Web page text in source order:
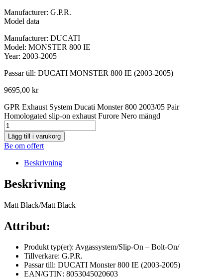
Manufacturer: G.P.R.
Model data
Manufacturer: DUCATI
Model: MONSTER 800 IE
Year: 2003-2005
Passar till: DUCATI MONSTER 800 IE (2003-2005)
9695,00 kr
GPR Exhaust System Ducati Monster 800 2003/05 Pair
Homologated slip-on exhaust Furore Nero mängd
Lägg till i varukorg
Be om offert
Beskrivning
Beskrivning
Matt Black/Matt Black
Attribut:
Produkt typ(er): Avgassystem/Slip-On – Bolt-On/
Tillverkare: G.P.R.
Passar till: DUCATI Monster 800 IE (2003-2005)
EAN/GTIN: 8053045020603